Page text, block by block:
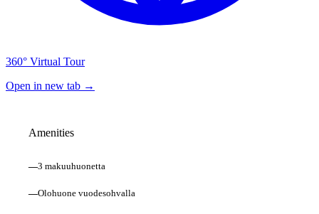
360° Virtual Tour
Open in new tab →
Amenities
—3 makuuhuonetta
—Olohuone vuodesohvalla